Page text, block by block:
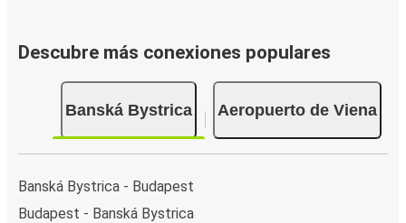
Descubre más conexiones populares
Banská Bystrica Aeropuerto de Viena
Banská Bystrica - Budapest
Budapest - Banská Bystrica